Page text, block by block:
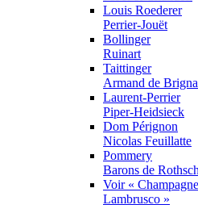
Louis Roederer
Perrier-Jouët
Bollinger
Ruinart
Taittinger
Armand de
Laurent-Perrier
Piper-Heidsieck
Dom Pérignon
Nicolas Feuillatte
Pommery
Barons de
Voir «
Lambrusco »